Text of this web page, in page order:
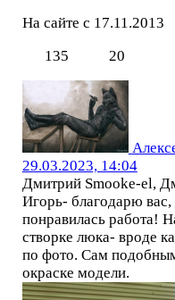
На сайте с 17.11.2013
135
20
29.03.2023, 14:04
Дмитрий Smooke-el,
Игорь- благодарю
понравилась работа!
створке люка- вроде
по фото. Сам
окраске модели.